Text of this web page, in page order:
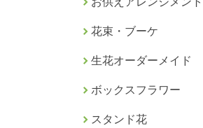
花束・ブーケ
生花オーダーメイド
ボックスフラワー
スタンド花